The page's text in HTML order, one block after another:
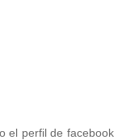
el perfil de facebook